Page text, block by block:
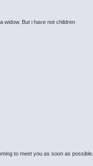
widow. But i have not children
to meet you as soon as possible..